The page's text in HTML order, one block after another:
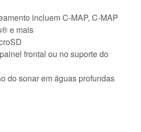
incluem C-MAP, C-MAP
e mais
frontal ou no suporte do
do sonar em águas profundas